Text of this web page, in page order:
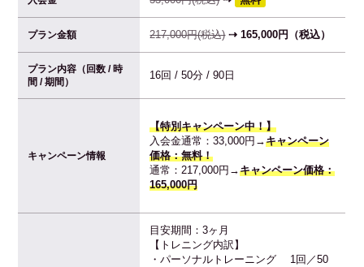
プラン金額 217,000円(税込)⇢ 165,000円（税込）
プラン内容（回数 / 時
間 / 期間）
16回 / 50分 / 90日
キャンペーン情報
【特別キャンペーン中！】
入会金通常：33,000円→キャンペーン
価格：無料！
通常：217,000円→キャンペーン価格：
165,000円
目安期間：3ヶ月
【トレニング内訳】
・パーソナルトレーニング 1回／50